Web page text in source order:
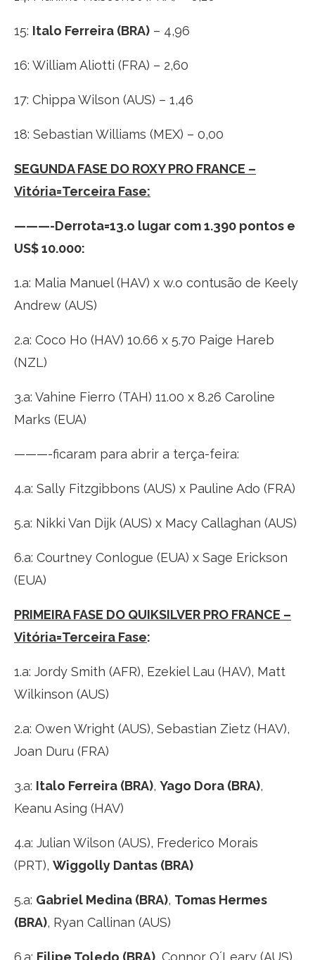
15: Italo Ferreira (BRA) – 4,96
16: William Aliotti (FRA) – 2,60
17: Chippa Wilson (AUS) – 1,46
18: Sebastian Williams (MEX) – 0,00
SEGUNDA FASE DO ROXY PRO FRANCE –
Vitória=Terceira Fase:
———-Derrota=13.o lugar com 1.390 pontos e
US$ 10.000:
1.a: Malia Manuel (HAV) x w.o contusão de Keely
Andrew (AUS)
2.a: Coco Ho (HAV) 10.66 x 5.70 Paige Hareb
(NZL)
3.a: Vahine Fierro (TAH) 11.00 x 8.26 Caroline
Marks (EUA)
———-ficaram para abrir a terça-feira:
4.a: Sally Fitzgibbons (AUS) x Pauline Ado (FRA)
5.a: Nikki Van Dijk (AUS) x Macy Callaghan (AUS)
6.a: Courtney Conlogue (EUA) x Sage Erickson
(EUA)
PRIMEIRA FASE DO QUIKSILVER PRO FRANCE –
Vitória=Terceira Fase:
1.a: Jordy Smith (AFR), Ezekiel Lau (HAV), Matt
Wilkinson (AUS)
2.a: Owen Wright (AUS), Sebastian Zietz (HAV),
Joan Duru (FRA)
3.a: Italo Ferreira (BRA), Yago Dora (BRA),
Keanu Asing (HAV)
4.a: Julian Wilson (AUS), Frederico Morais
(PRT), Wiggolly Dantas (BRA)
5.a: Gabriel Medina (BRA), Tomas Hermes
(BRA), Ryan Callinan (AUS)
6.a: Filipe Toledo (BRA), Connor O´Leary (AUS),